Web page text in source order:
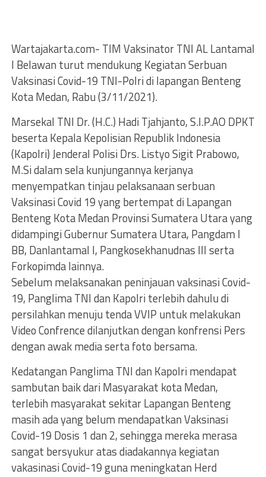
Wartajakarta.com- TIM Vaksinator TNI AL Lantamal
I Belawan turut mendukung Kegiatan Serbuan
Vaksinasi Covid-19 TNI-Polri di lapangan Benteng
Kota Medan, Rabu (3/11/2021).
Marsekal TNI Dr. (H.C.) Hadi Tjahjanto, S.I.P.AO DPKT
beserta Kepala Kepolisian Republik Indonesia
(Kapolri) Jenderal Polisi Drs. Listyo Sigit Prabowo,
M.Si dalam sela kunjungannya kerjanya
menyempatkan tinjau pelaksanaan serbuan
Vaksinasi Covid 19 yang bertempat di Lapangan
Benteng Kota Medan Provinsi Sumatera Utara yang
didampingi Gubernur Sumatera Utara, Pangdam I
BB, Danlantamal I, Pangkosekhanudnas III serta
Forkopimda lainnya.
Sebelum melaksanakan peninjauan vaksinasi Covid-
19, Panglima TNI dan Kapolri terlebih dahulu di
persilahkan menuju tenda VVIP untuk melakukan
Video Confrence dilanjutkan dengan konfrensi Pers
dengan awak media serta foto bersama.
Kedatangan Panglima TNI dan Kapolri mendapat
sambutan baik dari Masyarakat kota Medan,
terlebih masyarakat sekitar Lapangan Benteng
masih ada yang belum mendapatkan Vaksinasi
Covid-19 Dosis 1 dan 2, sehingga mereka merasa
sangat bersyukur atas diadakannya kegiatan
vakasinasi Covid-19 guna meningkatan Herd